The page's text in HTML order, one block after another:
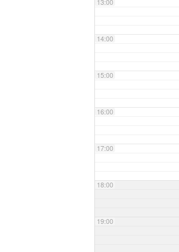
13:00
14:00
15:00
16:00
17:00
18:00
19:00